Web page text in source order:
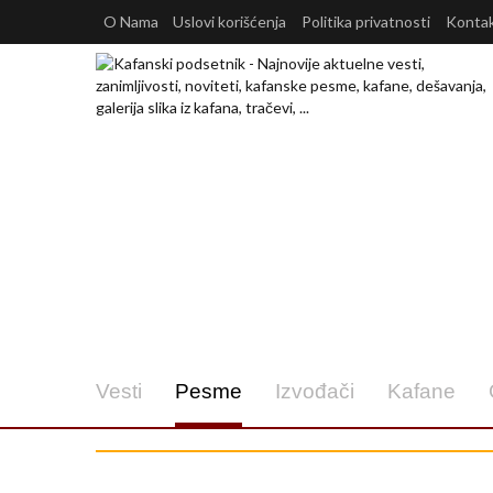
O Nama Uslovi korišćenja Politika privatnosti
Vesti Pesme Izvođači Kafane